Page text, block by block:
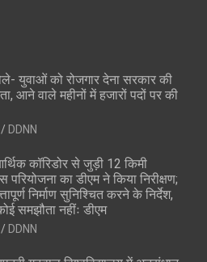
युवाओं को रोजगार देना सरकार की
आने वाले महीनों में हजारों पदों पर की
DDNN
कॉरिडोर से जुड़ी 12 किमी
परियोजना का डीएम ने किया निरीक्षण;
निर्माण सुनिश्चित करने के निर्देश,
समझौता नहींः डीएम
DDNN